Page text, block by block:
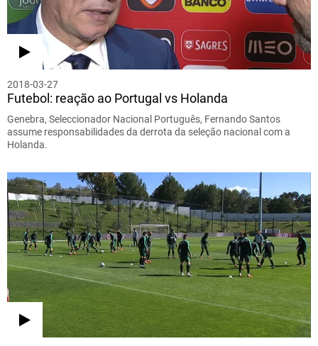
2018-03-27
Futebol: reação ao Portugal vs Holanda
Genebra, Seleccionador Nacional Português, Fernando Santos
assume responsabilidades da derrota da seleção nacional com a
Holanda.